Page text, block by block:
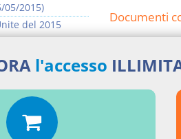
Documenti
Percorsi
05/2015)
del 2015
06/2015)
del 2015
2015)
completo
l'accesso